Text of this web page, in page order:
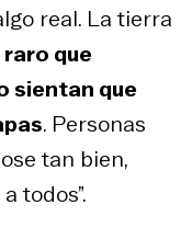
real. La tierra
raro que
sientan que
. Personas
tan bien,
todos”.